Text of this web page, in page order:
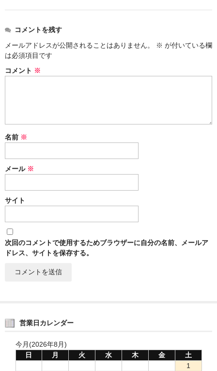
コメントを残す
メールアドレスが公開されることはありません。
※ が付いている欄
は必須項目です
コメント ※
名前 ※
メール ※
サイト
次回のコメントで使用するためブラウザーに自分の名前、メールア
ドレス、サイトを保存する。
営業日カレンダー
今月(2026年8月)
日
月 火 水 木 金
土
1